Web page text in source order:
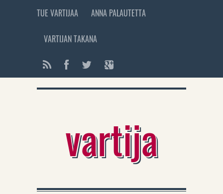
TUE VARTIJAA ANNA PALAUTETTA
VARTIJAN TAKANA
vartija